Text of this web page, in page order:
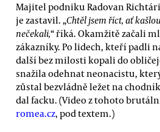
Majitel podniku Radovan
je zastavil. „Chtěl jsem říct, ať
nečekali,“ říká. Okamžitě začali
zákazníky. Po lidech, kteří padli
další bez milosti kopali do
snažila odehnat neonacistu,
zůstal bezvládně ležet na
dal facku. (Video z tohoto
romea.cz, pod textem.)